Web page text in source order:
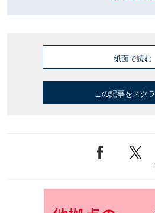
紙面で読む
この記事をスク